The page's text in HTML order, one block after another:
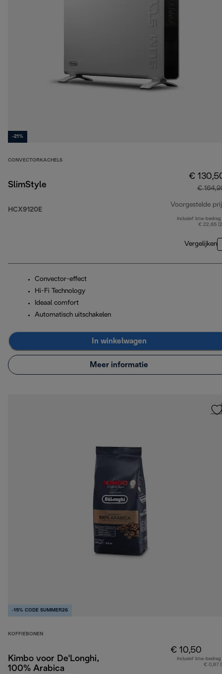
-21%
CONVECTORKACHELS
SlimStyle
HCX9120E
€
€
Voorgestelde
Inclusief btw-bedrag
€ 22,65
Vergelijken
Convector-effect
Hi-Fi Technology
Ideaal comfort
Automatisch uitschakelen
In winkelwagen
Meer informatie
-15% CODE SUMMER26
KOFFIEBONEN
Kimbo voor De'Longhi,
100% Arabica
€ 10,50
Inclusief btw-bedrag
€ 0,87